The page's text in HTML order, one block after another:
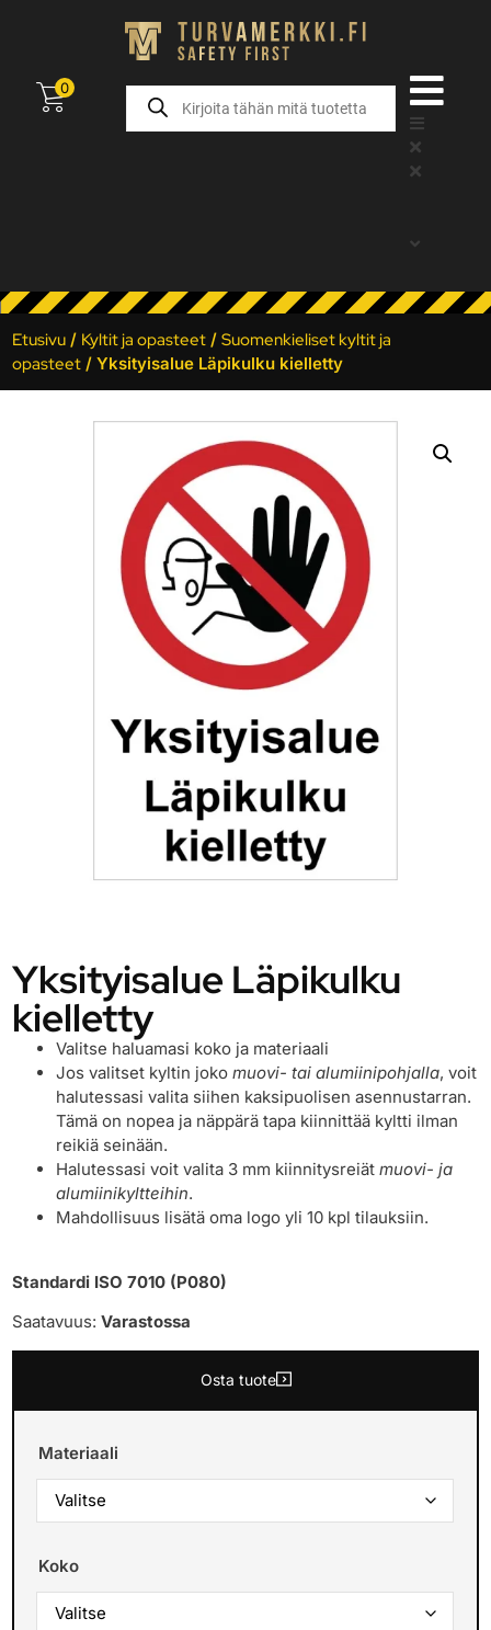
0
Etusivu / Kyltit ja opasteet /Suomenkieliset kyltit ja
opasteet / Yksityisalue Läpikulku kielletty
Yksityisalue Läpikulku
kielletty
Valitse haluamasi koko ja materiaali
Jos valitset kyltin jokomuovi- tai alumiinipohjalla, voit
halutessasi valita siihen kaksipuolisen asennustarran.
Tämä on nopea ja näppärä tapa kiinnittää kyltti ilman
reikiä seinään.
Halutessasi voit valita 3 mm kiinnitysreiätmuovi- ja
alumiinikyltteihin.
Mahdollisuus lisätä oma logo yli 10 kpl tilauksiin.
Standardi ISO 7010 (P080)
Saatavuus:Varastossa
Osta tuote
Materiaali
Koko